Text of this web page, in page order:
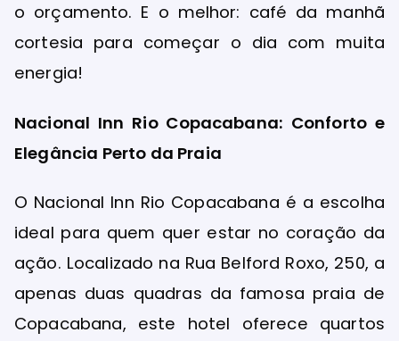
o orçamento. E o melhor: café da manhã
cortesia para começar o dia com muita
energia!
Nacional Inn Rio Copacabana: Conforto e
Elegância Perto da Praia
O Nacional Inn Rio Copacabana é a escolha
ideal para quem quer estar no coração da
ação. Localizado na Rua Belford Roxo, 250, a
apenas duas quadras da famosa praia de
Copacabana, este hotel oferece quartos